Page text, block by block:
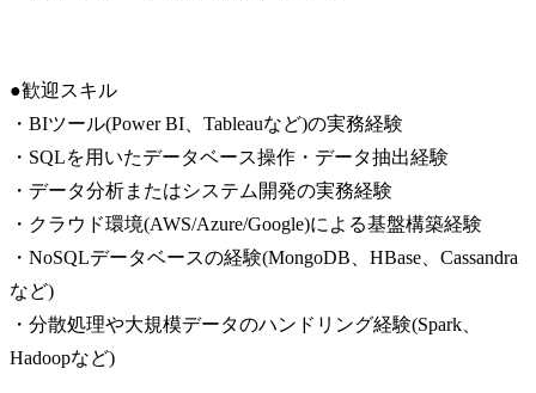
●歓迎スキル
・BIツール(Power BI、Tableauなど)の実務経験
・SQLを用いたデータベース操作・データ抽出経験
・データ分析またはシステム開発の実務経験
・クラウド環境(AWS/Azure/Google)による基盤構築経験
・NoSQLデータベースの経験(MongoDB、HBase、Cassandra
など)
・分散処理や大規模データのハンドリング経験(Spark、
Hadoopなど)